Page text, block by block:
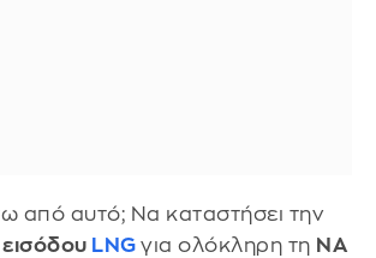
από αυτό; Να καταστήσει την
LNG για ολόκληρη τη ΝΑ